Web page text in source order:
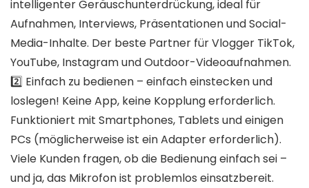
intelligenter Geräuschunterdrückung, ideal für
Aufnahmen, Interviews, Präsentationen und Social-
Media-Inhalte. Der beste Partner für Vlogger TikTok,
YouTube, Instagram und Outdoor-Videoaufnahmen.
2️⃣ Einfach zu bedienen – einfach einstecken und
loslegen! Keine App, keine Kopplung erforderlich.
Funktioniert mit Smartphones, Tablets und einigen
PCs (möglicherweise ist ein Adapter erforderlich).
Viele Kunden fragen, ob die Bedienung einfach sei –
und ja, das Mikrofon ist problemlos einsatzbereit.